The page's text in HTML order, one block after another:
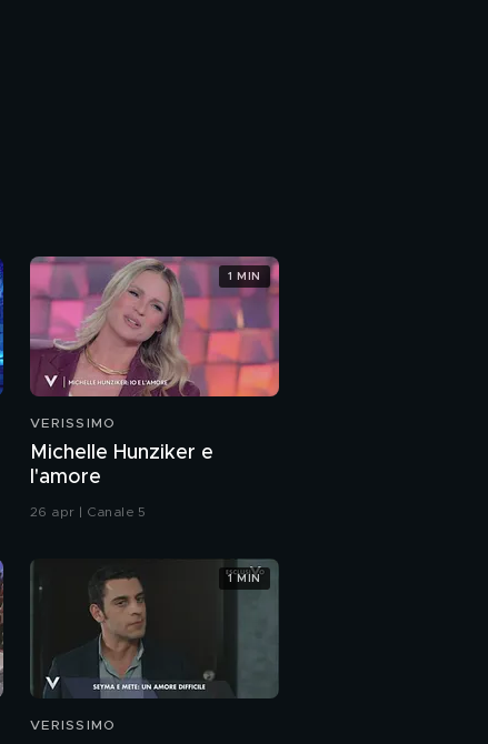
VERISSIMO
Michelle Hunziker e
l'amore
26 apr | Canale 5
1 MIN
VERISSIMO
1 MIN